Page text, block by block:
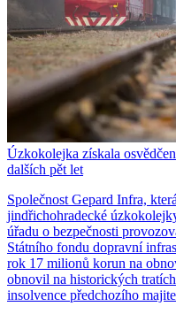
Úzkokolejka získala
dalších pět let
Společnost Gepard Infra,
jindřichohradecké
úřadu o bezpečnosti
Státního fondu dopravní
rok 17 milionů korun na
obnovil na historických
insolvence předchozího